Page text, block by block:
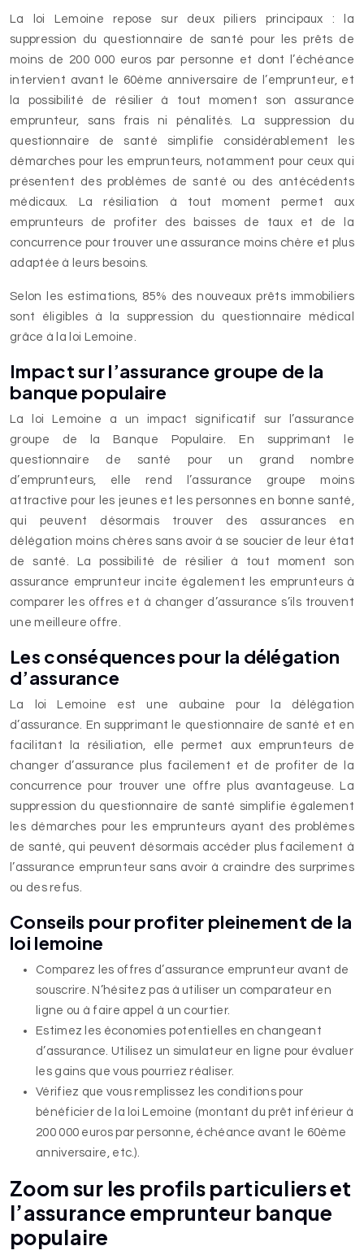
La loi Lemoine repose sur deux piliers principaux : la
suppression du questionnaire de santé pour les prêts de
moins de 200 000 euros par personne et dont l’échéance
intervient avant le 60ème anniversaire de l’emprunteur, et
la possibilité de résilier à tout moment son assurance
emprunteur, sans frais ni pénalités. La suppression du
questionnaire de santé simplifie considérablement les
démarches pour les emprunteurs, notamment pour ceux qui
présentent des problèmes de santé ou des antécédents
médicaux. La résiliation à tout moment permet aux
emprunteurs de profiter des baisses de taux et de la
concurrence pour trouver une assurance moins chère et plus
adaptée à leurs besoins.
Selon les estimations, 85% des nouveaux prêts immobiliers
sont éligibles à la suppression du questionnaire médical
grâce à la loi Lemoine.
Impact sur l’assurance groupe de la
banque populaire
La loi Lemoine a un impact significatif sur l’assurance
groupe de la Banque Populaire. En supprimant le
questionnaire de santé pour un grand nombre
d’emprunteurs, elle rend l’assurance groupe moins
attractive pour les jeunes et les personnes en bonne santé,
qui peuvent désormais trouver des assurances en
délégation moins chères sans avoir à se soucier de leur état
de santé. La possibilité de résilier à tout moment son
assurance emprunteur incite également les emprunteurs à
comparer les offres et à changer d’assurance s’ils trouvent
une meilleure offre.
Les conséquences pour la délégation
d’assurance
La loi Lemoine est une aubaine pour la délégation
d’assurance. En supprimant le questionnaire de santé et en
facilitant la résiliation, elle permet aux emprunteurs de
changer d’assurance plus facilement et de profiter de la
concurrence pour trouver une offre plus avantageuse. La
suppression du questionnaire de santé simplifie également
les démarches pour les emprunteurs ayant des problèmes
de santé, qui peuvent désormais accéder plus facilement à
l’assurance emprunteur sans avoir à craindre des surprimes
ou des refus.
Conseils pour profiter pleinement de la
loi lemoine
Comparez les offres d’assurance emprunteur avant de
souscrire. N’hésitez pas à utiliser un comparateur en
ligne ou à faire appel à un courtier.
Estimez les économies potentielles en changeant
d’assurance. Utilisez un simulateur en ligne pour évaluer
les gains que vous pourriez réaliser.
Vérifiez que vous remplissez les conditions pour
bénéficier de la loi Lemoine (montant du prêt inférieur à
200 000 euros par personne, échéance avant le 60ème
anniversaire, etc.).
Zoom sur les profils particuliers et
l’assurance emprunteur banque
populaire